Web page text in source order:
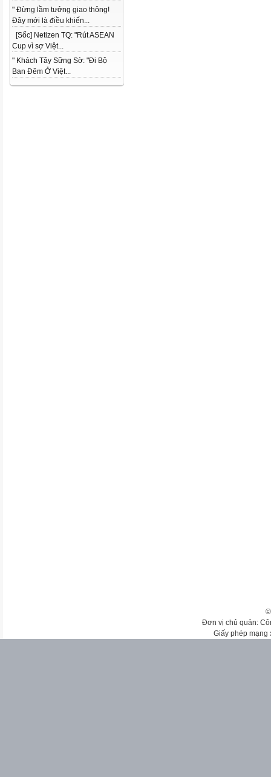
" Đừng lầm tưởng giao thông!
Đây mới là điều khiến...
[Sốc] Netizen TQ: "Rút ASEAN
Cup vì sợ Việt...
" Khách Tây Sững Sờ: "Đi Bộ
Ban Đêm Ở Việt...
Đơn vị chủ quản:
Giấy phép mạng